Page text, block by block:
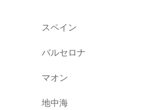
スペイン
バルセロナ
マオン
地中海